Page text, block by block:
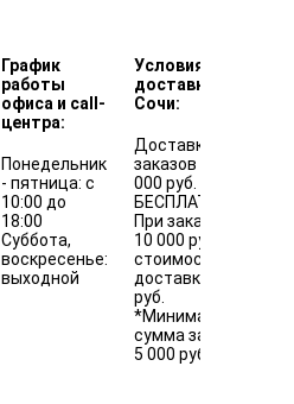
График
работы
офиса и call-
центра:
Понедельник
- пятница: с
10:00 до
18:00
Суббота,
воскресенье:
выходной
Условия
доставки по
Сочи:
Доставка
заказов от 10
000 руб. -
БЕСПЛАТНО
При заказе до
10 000 руб.
стоимость
доставки 300
руб.
*Минимальная
сумма заказа
5 000 руб.